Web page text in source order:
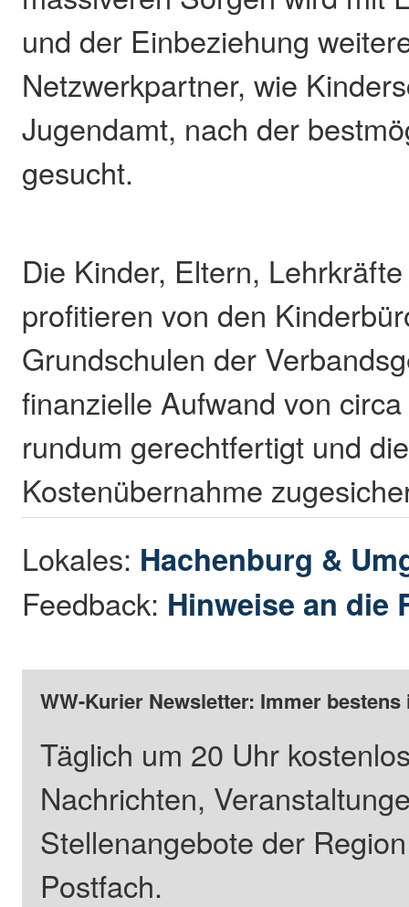
und der Einbeziehung
Netzwerkpartner, wie
Jugendamt, nach der
gesucht.
Die Kinder, Eltern,
profitieren von den
Grundschulen der
finanzielle Aufwand von
rundum gerechtfertigt und
Kostenübernahme
Lokales: Hachenburg &
Feedback: Hinweise an die
WW-Kurier Newsletter: Immer
Täglich um 20 Uhr
Nachrichten,
Stellenangebote der
Postfach.